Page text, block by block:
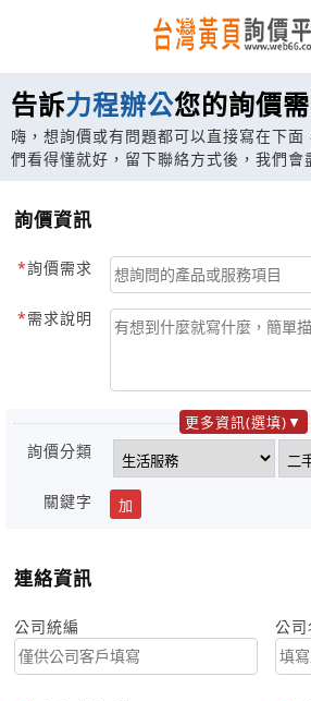
告訴力程辦公您的詢價
嗨，想詢價或有問題都可以直接寫在下
們看得懂就好，留下聯絡方式後，我們會
詢價資訊
詢價需求
需求說明
更多資訊(選填)
詢價分類
關鍵字 加
連絡資訊
公司統編 公